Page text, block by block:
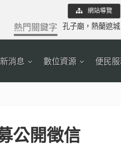
網站導覽
熱門關鍵字 孔子廟 ， 熱蘭遮城
消息 數位資源 便民
公開徵信